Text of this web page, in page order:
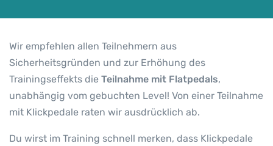
Wir empfehlen allen Teilnehmern aus
Sicherheitsgründen und zur Erhöhung des
Trainingseffekts die Teilnahme mit Flatpedals,
unabhängig vom gebuchten Level! Von einer Teilnahme
mit Klickpedale raten wir ausdrücklich ab.
Du wirst im Training schnell merken, dass Klickpedale